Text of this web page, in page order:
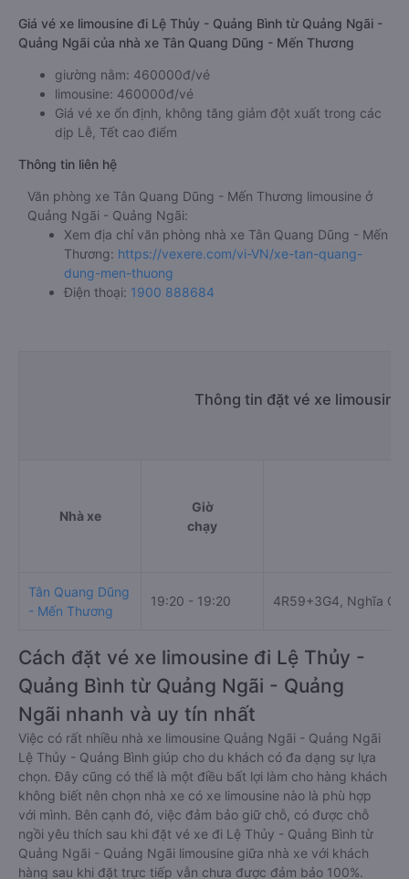
Giá vé xe limousine đi Lệ Thủy - Quảng Bình từ Quảng Ngãi -
Quảng Ngãi của nhà xe Tân Quang Dũng - Mến Thương
giường nằm: 460000đ/vé
limousine: 460000đ/vé
Giá vé xe ổn định, không tăng giảm đột xuất trong các
dịp Lễ, Tết cao điểm
Thông tin liên hệ
Văn phòng xe Tân Quang Dũng - Mến Thương limousine ở
Quảng Ngãi - Quảng Ngãi:
Xem địa chỉ văn phòng nhà xe Tân Quang Dũng - Mến
Thương: https://vexere.com/vi-VN/xe-tan-quang-
dung-men-thuong
Điện thoại: 1900 888684
Thông tin đặt vé xe limousine
Nhà xe
Giờ
chạy
Tân Quang Dũng
- Mến Thương
19:20 - 19:20 4R59+3G4, Nghĩa
Cách đặt vé xe limousine đi Lệ Thủy -
Quảng Bình từ Quảng Ngãi - Quảng
Ngãi nhanh và uy tín nhất
Việc có rất nhiều nhà xe limousine Quảng Ngãi - Quảng Ngãi
Lệ Thủy - Quảng Bình giúp cho du khách có đa dạng sự lựa
chọn. Đây cũng có thể là một điều bất lợi làm cho hàng khách
không biết nên chọn nhà xe có xe limousine nào là phù hợp
với mình. Bên cạnh đó, việc đảm bảo giữ chỗ, có được chỗ
ngồi yêu thích sau khi đặt vé xe đi Lệ Thủy - Quảng Bình từ
Quảng Ngãi - Quảng Ngãi limousine giữa nhà xe với khách
hàng sau khi đặt trực tiếp vẫn chưa được đảm bảo 100%.